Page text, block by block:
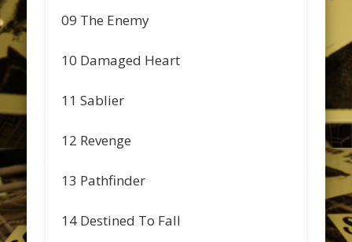
09 The Enemy
10 Damaged Heart
11 Sablier
12 Revenge
13 Pathfinder
14 Destined To Fall